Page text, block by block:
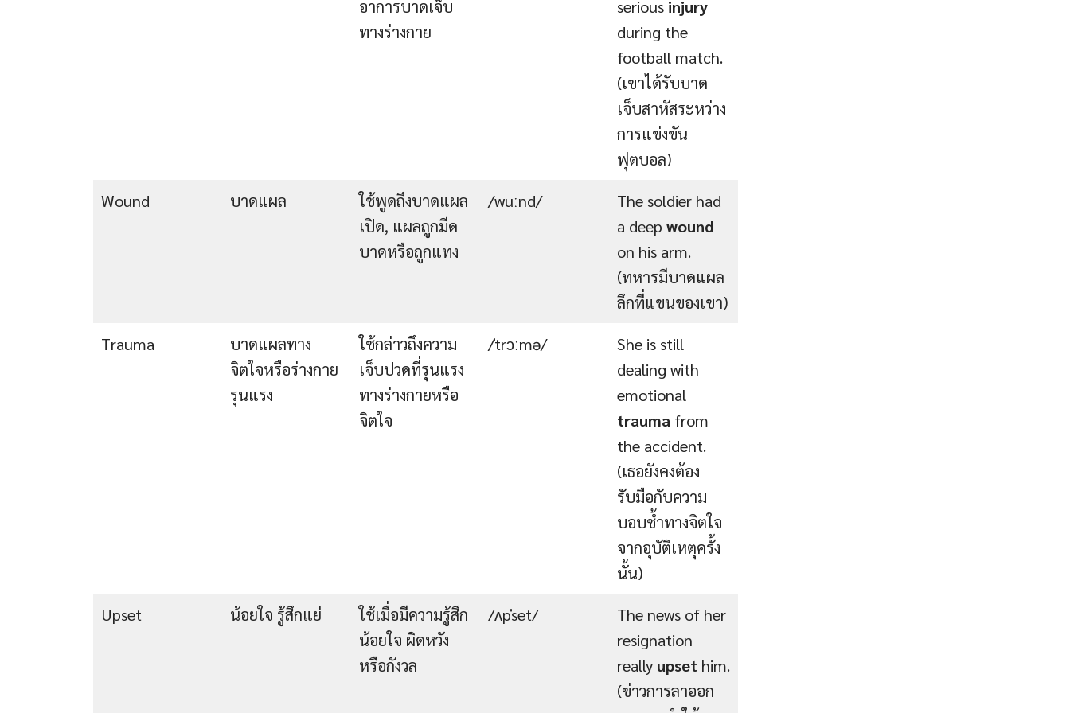
อาการบาดเจ็บ
ทางร่างกาย
serious injury
during the
football match.
(เขาได้รับบาด
เจ็บสาหัสระหว่าง
การแข่งขัน
ฟุตบอล)
Wound
บาดแผล
ใช้พูดถึงบาดแผล
เปิด, แผลถูกมีด
บาดหรือถูกแทง
/wuːnd/
The soldier had
a deep wound
on his arm.
(ทหารมีบาดแผล
ลึกที่แขนของเขา)
Trauma
บาดแผลทาง
จิตใจหรือร่างกาย
รุนแรง
ใช้กล่าวถึงความ
เจ็บปวดที่รุนแรง
ทางร่างกายหรือ
จิตใจ
/ˈtrɔːmə/
She is still
dealing with
emotional
trauma from
the accident.
(เธอยังคงต้อง
รับมือกับความ
บอบช้ำทางจิตใจ
จากอุบัติเหตุครั้ง
นั้น)
Upset
น้อยใจ รู้สึกแย่
ใช้เมื่อมีความรู้สึก
น้อยใจ ผิดหวัง
หรือกังวล
/ʌpˈset/
The news of her
resignation
really upset him.
(ข่าวการลาออก